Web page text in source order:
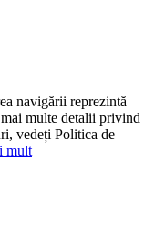
navigării reprezintă
multe detalii privind
vedeți Politica de
mult